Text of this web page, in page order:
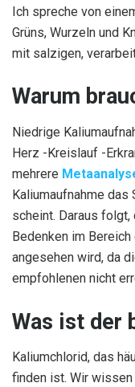
Ich spreche von
Grüns, Wurzeln und
mit salzigen,
Warum
Niedrige
Herz -Kreislauf -
mehrere
Kaliumaufnahme
scheint. Daraus
Bedenken im
angesehen wird, da
empfohlenen nicht
Was ist der
Kaliumchlorid, das
finden ist. Wir